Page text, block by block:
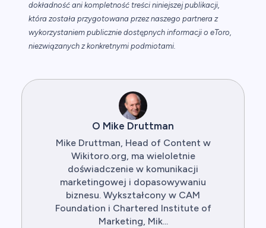
dokładność ani kompletność treści niniejszej publikacji,
która została przygotowana przez naszego partnera z
wykorzystaniem publicznie dostępnych informacji o eToro,
niezwiązanych z konkretnymi podmiotami.
O Mike Druttman
Mike Druttman, Head of Content w
Wikitoro.org, ma wieloletnie
doświadczenie w komunikacji
marketingowej i dopasowywaniu
biznesu. Wykształcony w CAM
Foundation i Chartered Institute of
Marketing, Mik...